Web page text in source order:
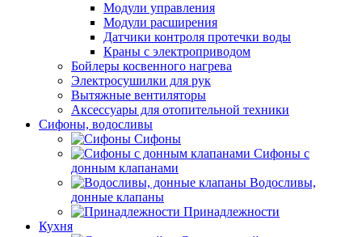
Модули управления
Модули расширения
Датчики контроля протечки воды
Краны с электроприводом
Бойлеры косвенного нагрева
Электросушилки для рук
Вытяжные вентиляторы
Аксессуары для отопительной техники
Сифоны, водосливы
Сифоны
Сифоны с
донным клапанами
Водосливы,
донные клапаны
Принадлежности
Кухня